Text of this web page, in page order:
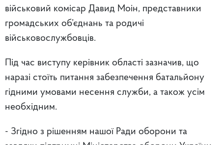
військовий комісар Давид Моін, представники
громадських об’єднань та родичі
військовослужбовців.
Під час виступу керівник області зазначив, що
наразі стоїть питання забезпечення батальйону
гідними умовами несення служби, а також усім
необхідним.
- Згідно з рішенням нашої Ради оборони та